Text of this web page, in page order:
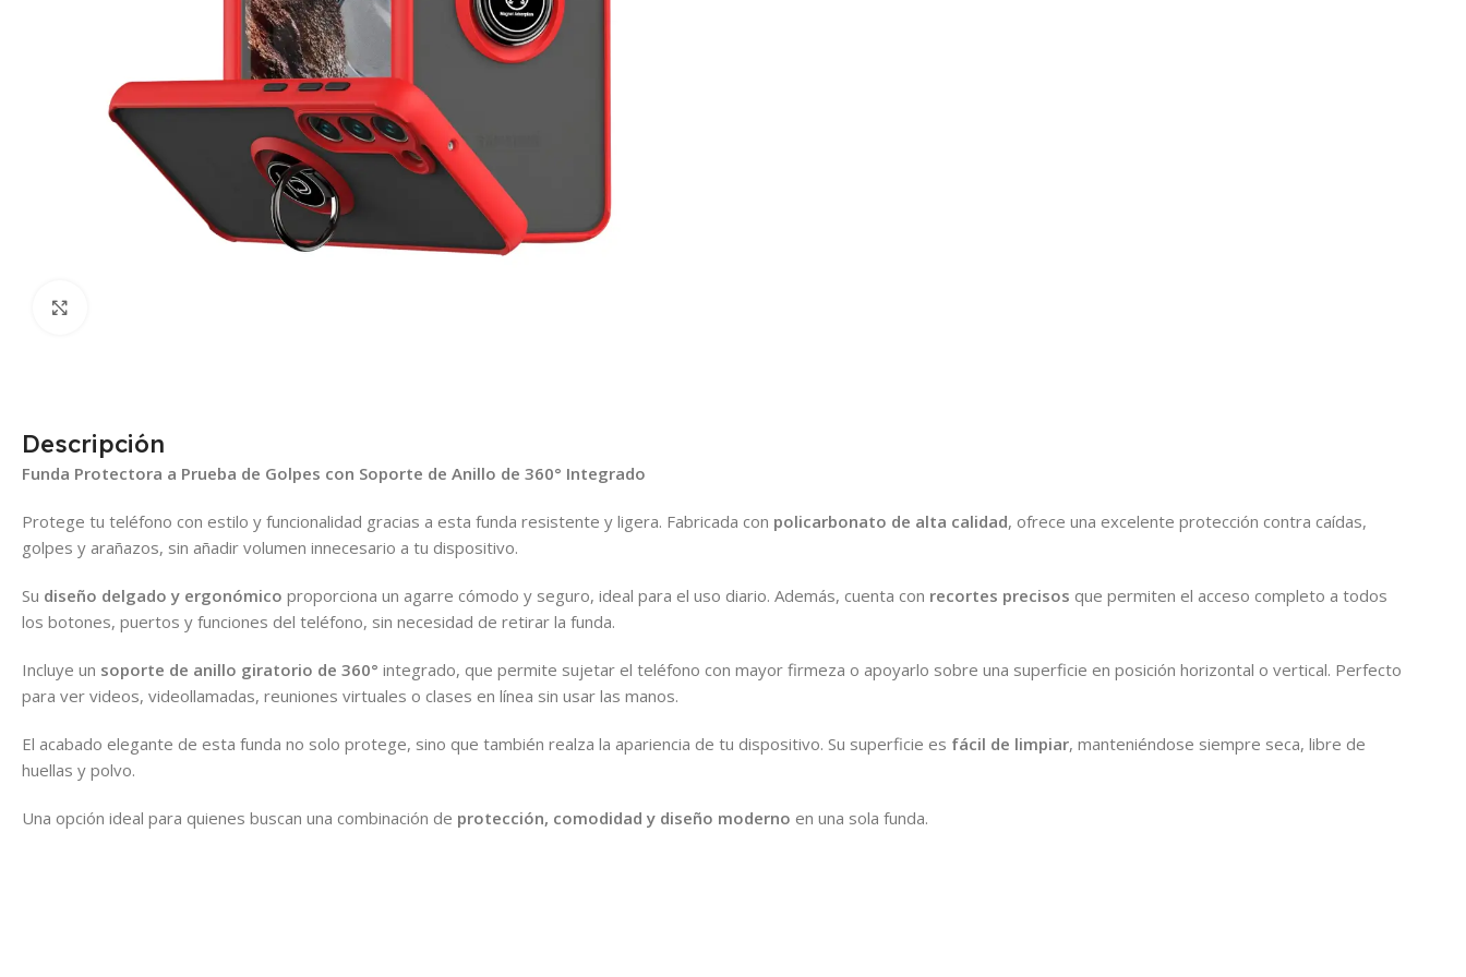
Descripción
Funda Protectora a Prueba de Golpes con Soporte de Anillo de 360° Integrado
Protege tu teléfono con estilo y funcionalidad gracias a esta funda resistente y ligera. Fabricada con policarbonato de alta calidad, ofrece una excelente protección contra caídas,
golpes y arañazos, sin añadir volumen innecesario a tu dispositivo.
Su diseño delgado y ergonómico proporciona un agarre cómodo y seguro, ideal para el uso diario. Además, cuenta con recortes precisos que permiten el acceso completo a todos
los botones, puertos y funciones del teléfono, sin necesidad de retirar la funda.
Incluye un soporte de anillo giratorio de 360° integrado, que permite sujetar el teléfono con mayor firmeza o apoyarlo sobre una superficie en posición horizontal o vertical. Perfecto
para ver videos, videollamadas, reuniones virtuales o clases en línea sin usar las manos.
El acabado elegante de esta funda no solo protege, sino que también realza la apariencia de tu dispositivo. Su superficie es fácil de limpiar, manteniéndose siempre seca, libre de
huellas y polvo.
Una opción ideal para quienes buscan una combinación de protección, comodidad y diseño moderno en una sola funda.